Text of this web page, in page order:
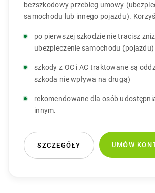
bezszkodowy przebieg umowy
samochodu lub innego pojazdu).
po pierwszej szkodzie nie tracisz
ubezpieczenie samochodu (pojazdu)
szkody z OC i AC traktowane są
szkoda nie wpływa na drugą)
rekomendowane dla osób
innym.
SZCZEGÓŁY UMÓW